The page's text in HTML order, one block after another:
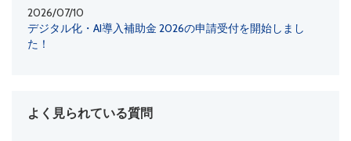
2026/07/10
デジタル化・AI導入補助金 2026の申請受付を開始しまし
た！
よく見られている質問